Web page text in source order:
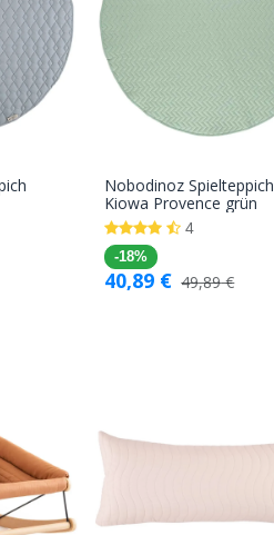
In den
Warenkorb
Nobodinoz Spielteppich
Kiowa Provence grün
4
-18%
40,89 € 49,89€